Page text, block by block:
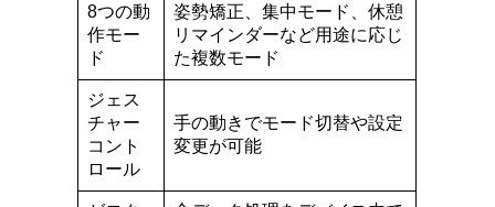
8つの動
作モー
ド
姿勢矯正、集中モード、休憩
リマインダーなど用途に応じ
た複数モード
ジェス
チャー
コント
ロール
手の動きでモード切替や設定
変更が可能